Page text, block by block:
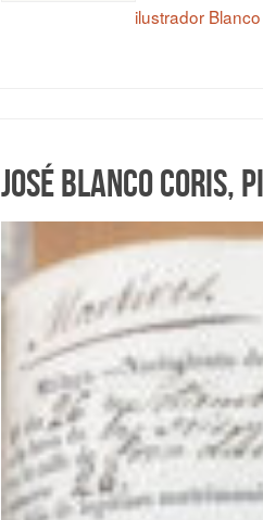
ilustrador
José Blanco